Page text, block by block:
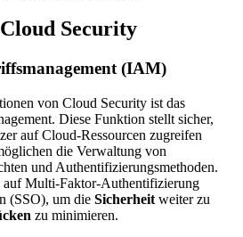
Security
(IAM)
von Cloud Security ist das
Diese Funktion stellt sicher,
auf Cloud-Ressourcen zugreifen
die Verwaltung von
und Authentifizierungsmethoden.
auf Multi-Faktor-Authentifizierung
(SSO), um die Sicherheit weiter zu
zu minimieren.